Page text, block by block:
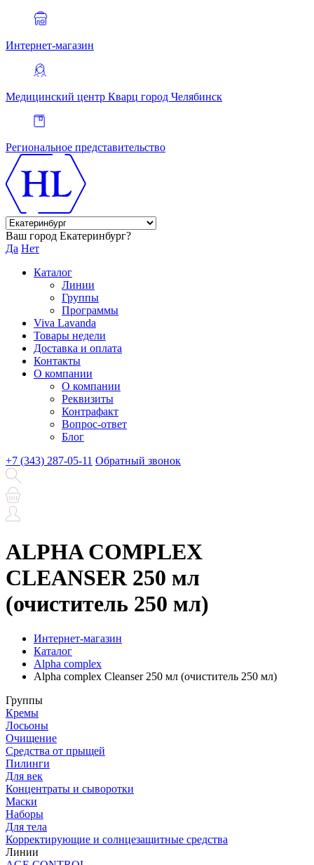
Интернет-магазин
Медицинский центр Кварц город Челябинск
Региональное представительство
Ваш город Екатеринбург?
Да Нет
Каталог
Линии
Группы
Программы
Viva Lavanda
Товары недели
Доставка и оплата
Контакты
О компании
О компании
Реквизиты
Контрафакт
Вопрос-ответ
Блог
+7 (343) 287-05-11 Обратный звонок
ALPHA COMPLEX
СLEANSER 250 мл
(очиститель 250 мл)
Интернет-магазин
Каталог
Alpha complex
Alpha complex Сleanser 250 мл (очиститель 250 мл)
Группы
Кремы
Лосьоны
Очищение
Средства от прыщей
Пилинги
Для век
Концентраты и сыворотки
Маски
Наборы
Для тела
Корректирующие и солнцезащитные средства
Линии